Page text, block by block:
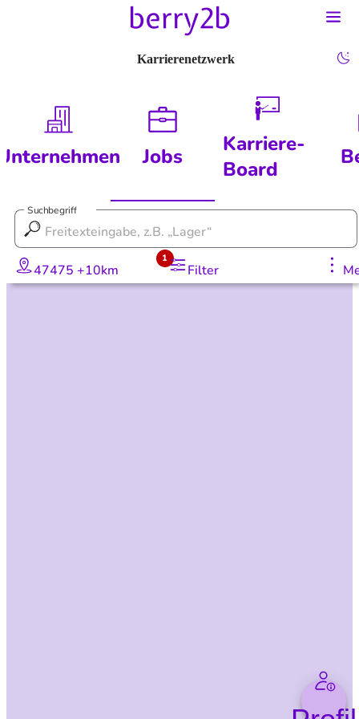
Karrierenetzwerk
Jobs
Karriere-
Board
Suchbegriff
47475 +10km Filter
1